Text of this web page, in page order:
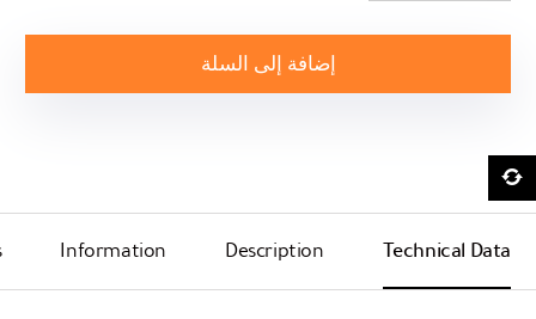
إضافة إلى السلة
Technical Data
Description
Information